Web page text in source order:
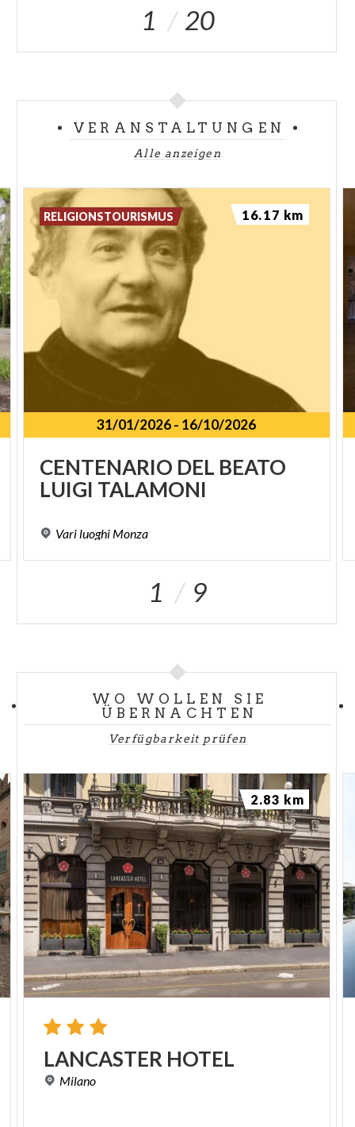
1 20
VERANSTALTUNGEN
Alle anzeigen
31/01/2026- 16/10/2026
CENTENARIO DEL BEATO
LUIGI TALAMONI
Vari luoghi Monza
RELIGIONSTOURISMUS 16.17 km
1 9
WO WOLLEN SIE
ÜBERNACHTEN
Verfügbarkeit prüfen
LANCASTER HOTEL
Milano
2.83 km